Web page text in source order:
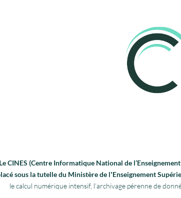
Le CINES (Centre Informatique National de
sous la tutelle du Ministère de lʼEnseignement
le calcul numérique intensif, l’archivage pérenne de